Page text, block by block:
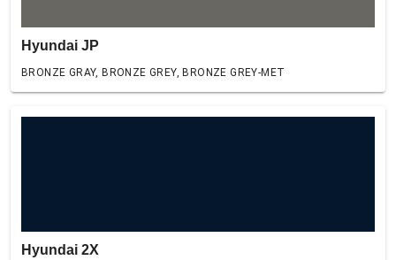
Hyundai JP
BRONZE GRAY, BRONZE GREY, BRONZE GREY-MET
Hyundai 2X